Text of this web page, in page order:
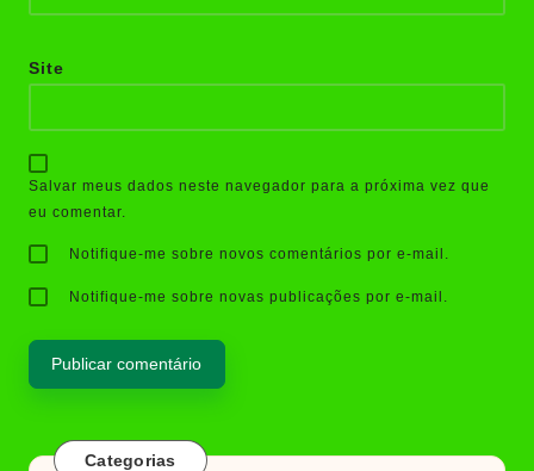
Site
Salvar meus dados neste navegador para a próxima vez que
eu comentar.
Notifique-me sobre novos comentários por e-mail.
Notifique-me sobre novas publicações por e-mail.
Categorias